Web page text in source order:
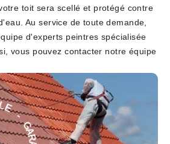
toit sera scellé et protégé contre
Au service de toute demande,
d'experts peintres spécialisée
vous pouvez contacter notre équipe
GA
R
A
N
T
I